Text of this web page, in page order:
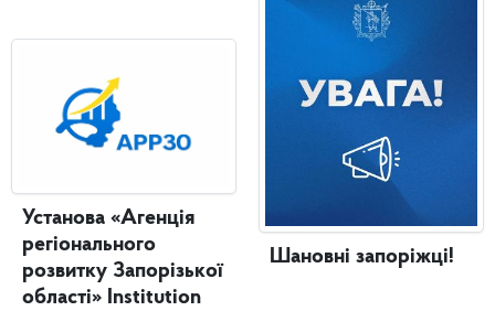
Установа «Агенція
регіонального
розвитку Запорізької
області» Institution
Шановні запоріжці!